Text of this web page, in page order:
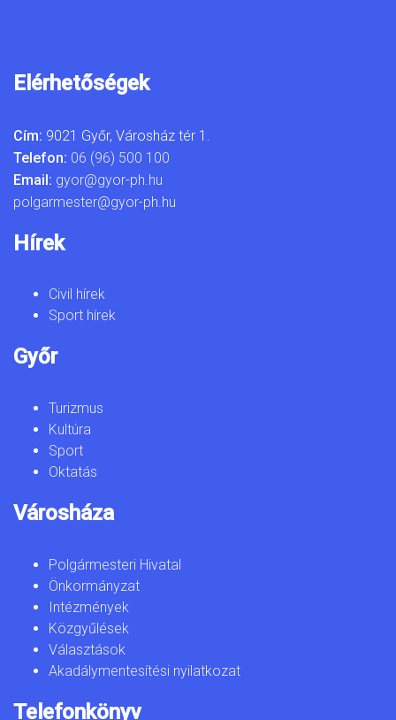
Elérhetőségek
Cím: 9021 Győr, Városház tér 1.
Telefon: 06 (96) 500 100
Email: gyor@gyor-ph.hu
polgarmester@gyor-ph.hu
Hírek
Civil hírek
Sport hírek
Győr
Turizmus
Kultúra
Sport
Oktatás
Városháza
Polgármesteri Hivatal
Önkormányzat
Intézmények
Közgyűlések
Választások
Akadálymentesítési nyilatkozat
Telefonkönyv